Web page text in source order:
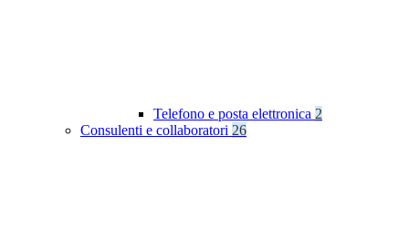
Telefono e posta elettronica 2
Consulenti e collaboratori 26